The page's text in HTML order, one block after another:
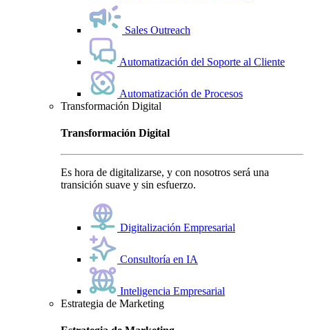
Sales Outreach
Automatización del Soporte al Cliente
Automatización de Procesos
Transformación Digital
Transformación Digital
Es hora de digitalizarse, y con nosotros será una
transición suave y sin esfuerzo.
Digitalización Empresarial
Consultoría en IA
Inteligencia Empresarial
Estrategia de Marketing